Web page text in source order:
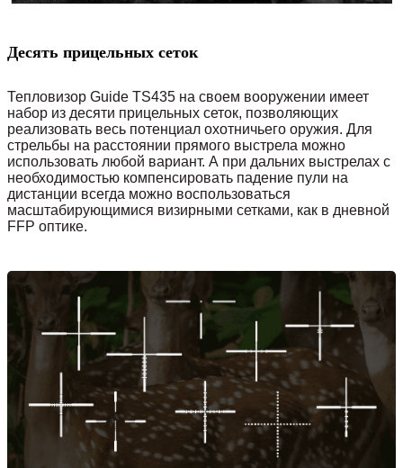
Десять прицельных сеток
Тепловизор Guide TS435 на своем вооружении имеет
набор из десяти прицельных сеток, позволяющих
реализовать весь потенциал охотничьего оружия. Для
стрельбы на расстоянии прямого выстрела можно
использовать любой вариант. А при дальних выстрелах с
необходимостью компенсировать падение пули на
дистанции всегда можно воспользоваться
масштабирующимися визирными сетками, как в дневной
FFP оптике.